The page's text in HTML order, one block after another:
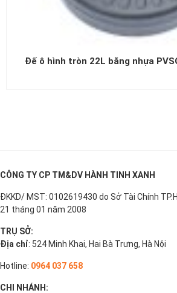
Đế ô hình tròn 22L bằng nhựa
CÔNG TY CP TM&DV HÀNH TINH XANH
ĐKKD/ MST: 0102619430 do Sở Tài Chính
21 tháng 01 năm 2008
TRỤ SỞ:
Địa chỉ: 524 Minh Khai, Hai Bà Trưng, Hà Nội
Hotline: 0964 037 658
CHI NHÁNH: